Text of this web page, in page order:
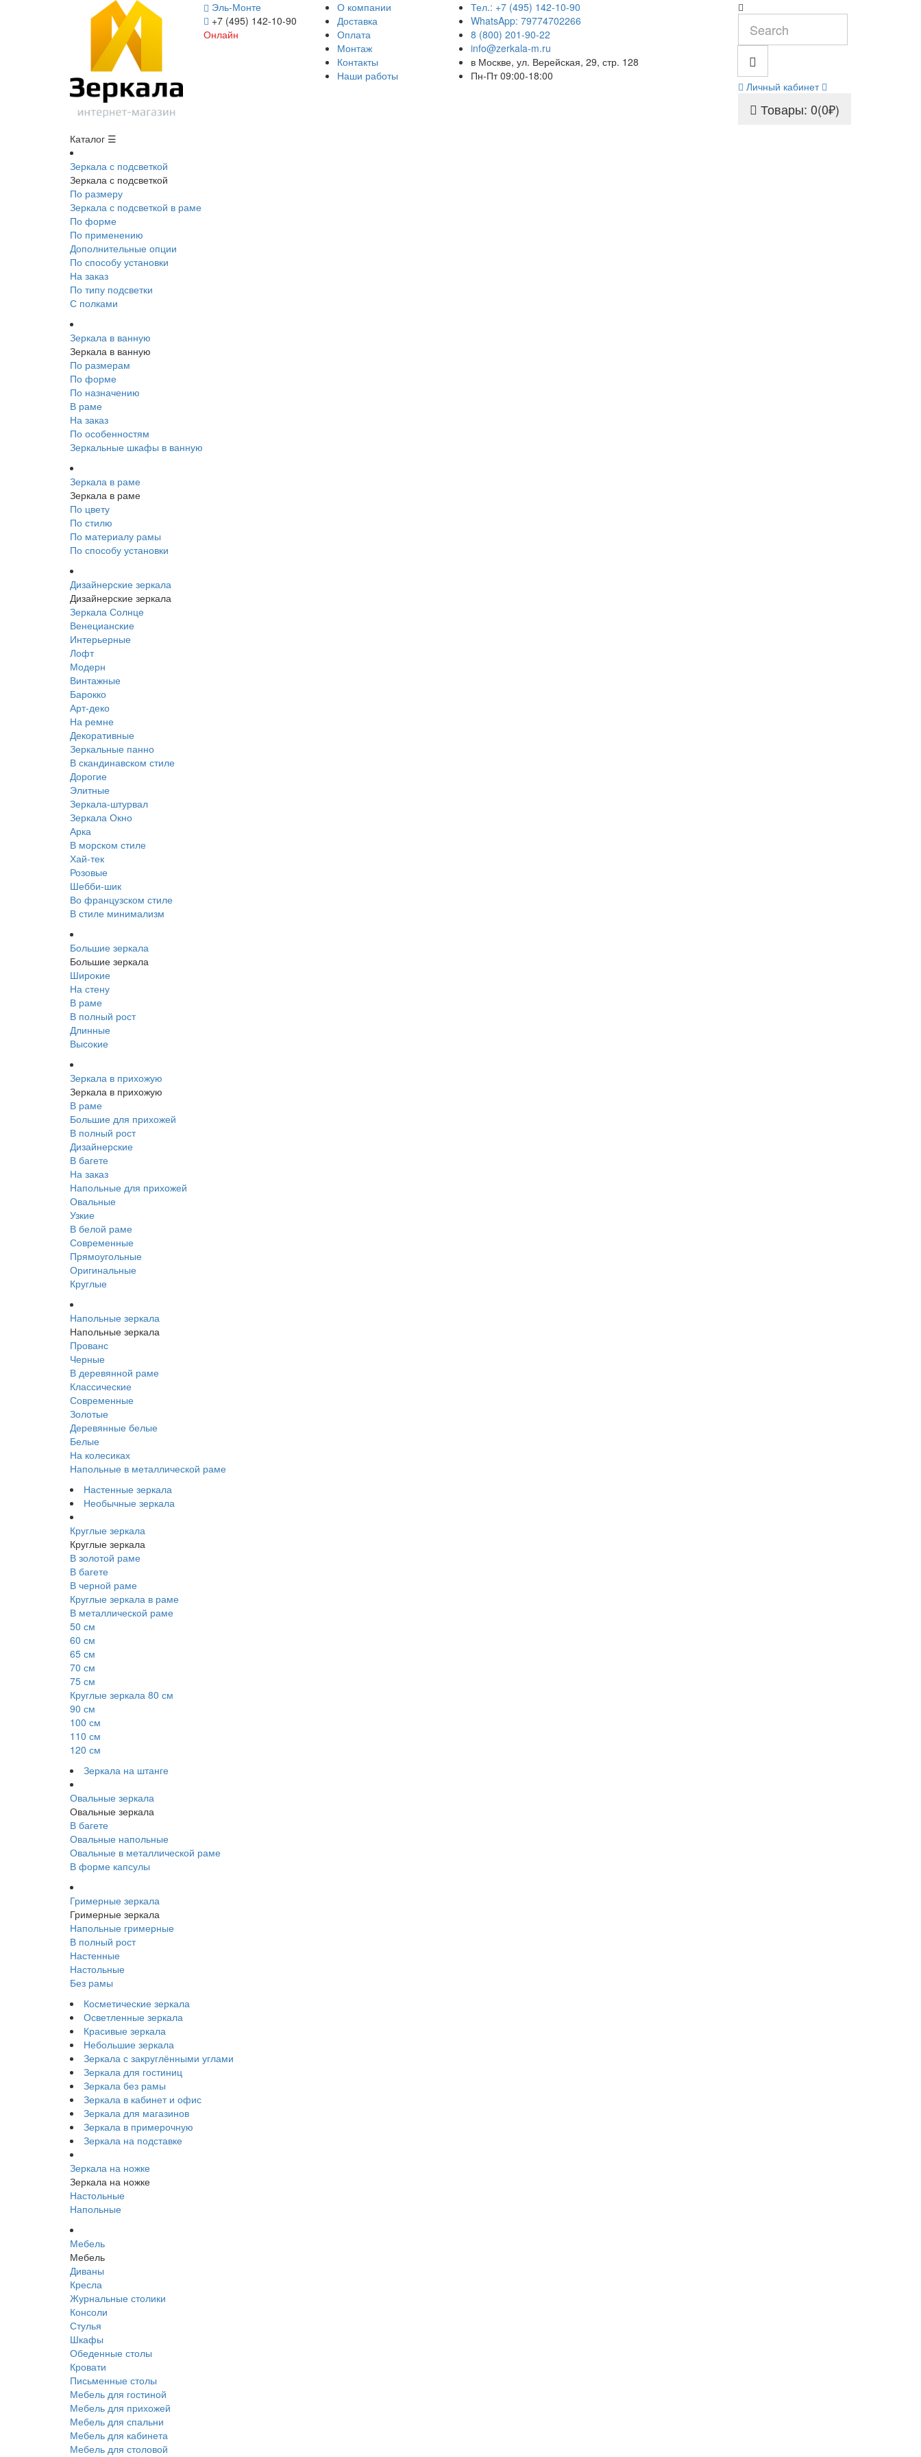
Эль-Монте
+7 (495) 142-10-90
Онлайн
О компании
Доставка
Оплата
Монтаж
Контакты
Наши работы
Тел.: +7 (495) 142-10-90
WhatsApp: 79774702266
8 (800) 201-90-22
info@zerkala-m.ru
в Москве, ул. Верейская, 29, стр. 128
Пн-Пт 09:00-18:00
Личный кабинет
Товары: 0(0₽)
Каталог ☰
Зеркала с подсветкой
Зеркала с подсветкой
По размеру
Зеркала с подсветкой в раме
По форме
По применению
Дополнительные опции
По способу установки
На заказ
По типу подсветки
С полками
Зеркала в ванную
Зеркала в ванную
По размерам
По форме
По назначению
В раме
На заказ
По особенностям
Зеркальные шкафы в ванную
Зеркала в раме
Зеркала в раме
По цвету
По стилю
По материалу рамы
По способу установки
Дизайнерские зеркала
Дизайнерские зеркала
Зеркала Солнце
Венецианские
Интерьерные
Лофт
Модерн
Винтажные
Барокко
Арт-деко
На ремне
Декоративные
Зеркальные панно
В скандинавском стиле
Дорогие
Элитные
Зеркала-штурвал
Зеркала Окно
Арка
В морском стиле
Хай-тек
Розовые
Шебби-шик
Во французском стиле
В стиле минимализм
Большие зеркала
Большие зеркала
Широкие
На стену
В раме
В полный рост
Длинные
Высокие
Зеркала в прихожую
Зеркала в прихожую
В раме
Большие для прихожей
В полный рост
Дизайнерские
В багете
На заказ
Напольные для прихожей
Овальные
Узкие
В белой раме
Современные
Прямоугольные
Оригинальные
Круглые
Напольные зеркала
Напольные зеркала
Прованс
Черные
В деревянной раме
Классические
Современные
Золотые
Деревянные белые
Белые
На колесиках
Напольные в металлической раме
Настенные зеркала
Необычные зеркала
Круглые зеркала
Круглые зеркала
В золотой раме
В багете
В черной раме
Круглые зеркала в раме
В металлической раме
50 см
60 см
65 см
70 см
75 см
Круглые зеркала 80 см
90 см
100 см
110 см
120 см
Зеркала на штанге
Овальные зеркала
Овальные зеркала
В багете
Овальные напольные
Овальные в металлической раме
В форме капсулы
Гримерные зеркала
Гримерные зеркала
Напольные гримерные
В полный рост
Настенные
Настольные
Без рамы
Косметические зеркала
Осветленные зеркала
Красивые зеркала
Небольшие зеркала
Зеркала с закруглёнными углами
Зеркала для гостиниц
Зеркала без рамы
Зеркала в кабинет и офис
Зеркала для магазинов
Зеркала в примерочную
Зеркала на подставке
Зеркала на ножке
Зеркала на ножке
Настольные
Напольные
Мебель
Мебель
Диваны
Кресла
Журнальные столики
Консоли
Стулья
Шкафы
Обеденные столы
Кровати
Письменные столы
Мебель для гостиной
Мебель для прихожей
Мебель для спальни
Мебель для кабинета
Мебель для столовой